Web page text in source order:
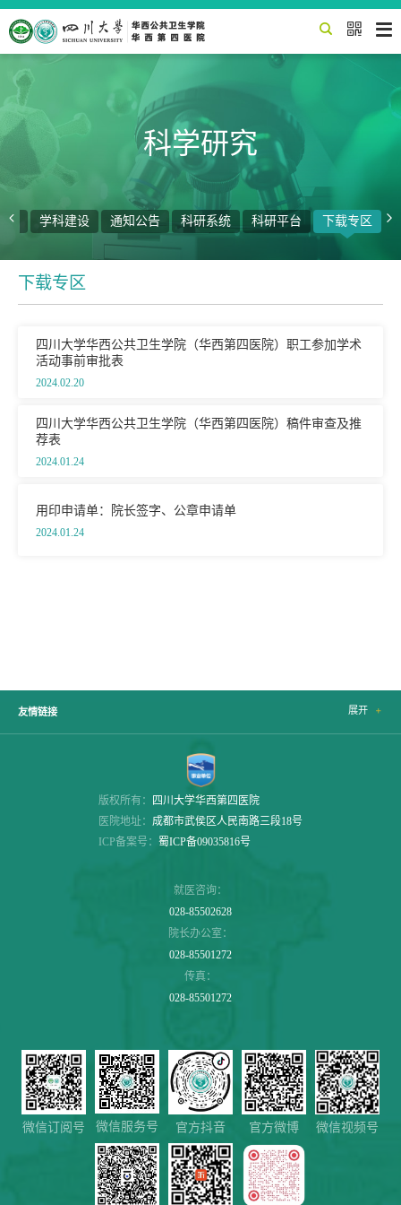
 
科学研究
态 学科建设 通知公告 科研系统 科研平台 下载专区
 
下载专区
四川大学华西公共卫生学院（华西第四医院）职工参加学术
活动事前审批表
2024.02.20
四川大学华西公共卫生学院（华西第四医院）稿件审查及推
荐表
2024.01.24
用印申请单：院长签字、公章申请单
2024.01.24
友情链接 展开 
版权所有：
四川大学华西第四医院
医院地址： 成都市武侯区人民南路三段18号
ICP备案号： 蜀ICP备09035816号
就医咨询：
028-85502628
院长办公室：
028-85501272
传真：
028-85501272
微信订阅号 微信服务号 官方抖音 官方微博 微信视频号